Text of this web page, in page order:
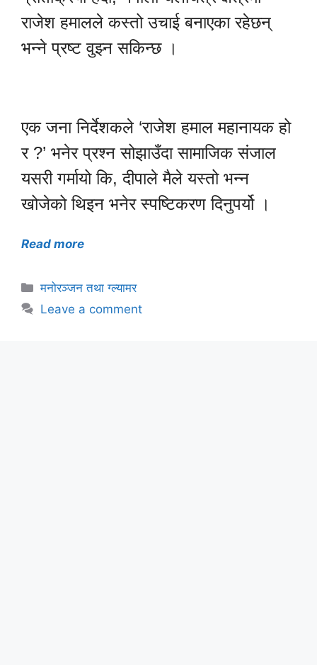
राजेश हमालले कस्तो उचाई बनाएका रहेछन्
भन्ने प्रष्ट वुझ्न सकिन्छ ।
एक जना निर्देशकले ‘राजेश हमाल महानायक हो
र ?’ भनेर प्रश्न सोझाउँदा सामाजिक संजाल
यसरी गर्मायो कि, दीपाले मैले यस्तो भन्न
खोजेको थिइन भनेर स्पष्टिकरण दिनुपर्यो ।
Read more
Categories
मनोरञ्जन तथा ग्ल्यामर
Leave a comment